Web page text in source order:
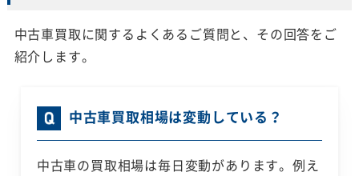
中古車買取に関するよくあるご質問と、その回答をご
紹介します。
中古車買取相場は変動している？
中古車の買取相場は毎日変動があります。例え